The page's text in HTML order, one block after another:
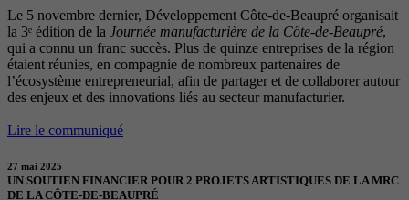
Le 5 novembre dernier, Développement Côte-de-Beaupré organisait
la 3ᵉ édition de la Journée manufacturière de la Côte-de-Beaupré,
qui a connu un franc succès. Plus de quinze entreprises de la région
étaient réunies, en compagnie de nombreux partenaires de
l’écosystème entrepreneurial, afin de partager et de collaborer autour
des enjeux et des innovations liés au secteur manufacturier.
Lire le communiqué
27 mai 2025
UN SOUTIEN FINANCIER POUR 2 PROJETS ARTISTIQUES DE LA MRC
DE LA CÔTE-DE-BEAUPRÉ